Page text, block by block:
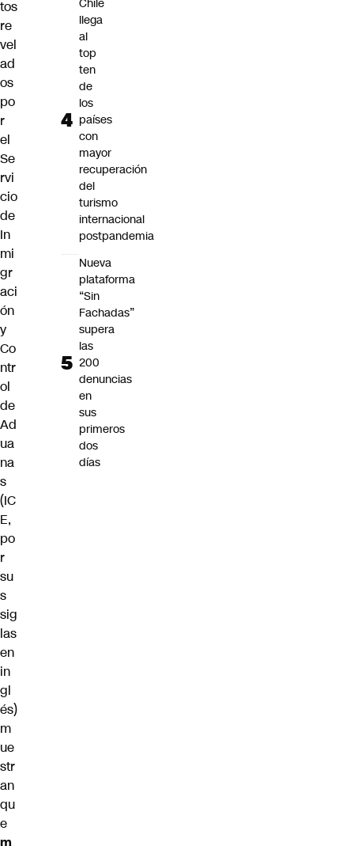
tos
re
vel
ad
os
po
r
el
Se
rvi
cio
de
In
mi
gr
aci
ón
y
Co
ntr
ol
de
Ad
ua
na
s
(IC
E,
po
r
su
s
sig
las
en
in
gl
és)
m
ue
str
an
qu
e
Chile
llega
al
top
ten
de
los
países
con
mayor
recuperación
del
turismo
internacional
postpandemia
Nueva
plataforma
“Sin
Fachadas”
supera
las
200
denuncias
en
sus
primeros
dos
días